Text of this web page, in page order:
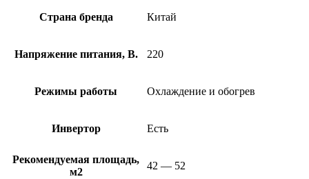
Страна бренда Китай
Напряжение питания, В. 220
Режимы работы Охлаждение и обогрев
Инвертор Есть
Рекомендуемая площадь,
м2
42 — 52